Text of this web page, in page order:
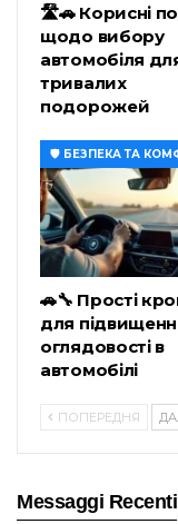
🛣️🚗 Корисні
щодо вибору
автомобіля
тривалих
подорожей
🚗🔧 Прості
для
оглядовості в
автомобілі
ПОПЕРЕДНЯ
Messaggi Recenti